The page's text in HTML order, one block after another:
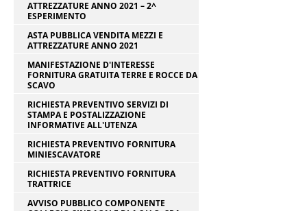
ATTREZZATURE ANNO 2021 – 2^
ESPERIMENTO
ASTA PUBBLICA VENDITA MEZZI E
ATTREZZATURE ANNO 2021
MANIFESTAZIONE D'INTERESSE
FORNITURA GRATUITA TERRE E ROCCE DA
SCAVO
RICHIESTA PREVENTIVO SERVIZI DI
STAMPA E POSTALIZZAZIONE
INFORMATIVE ALL'UTENZA
RICHIESTA PREVENTIVO FORNITURA
MINIESCAVATORE
RICHIESTA PREVENTIVO FORNITURA
TRATTRICE
AVVISO PUBBLICO COMPONENTE